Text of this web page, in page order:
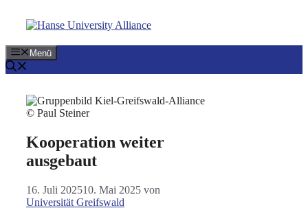
Inhalt
Menü
© Paul Steiner
Kooperation weiter
ausgebaut
16. Juli 202510. Mai 2025 von
Universität Greifswald